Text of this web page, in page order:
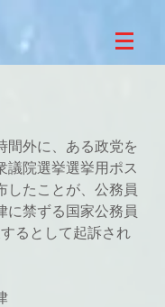
間外に、ある政党を
議院選挙選挙用ポス
したことが、公務員
に禁ずる国家公務員
るとして起訴され